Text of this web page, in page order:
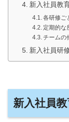
新入社員教
各研修ご
定期的な
チームの
新入社員研
新入社員